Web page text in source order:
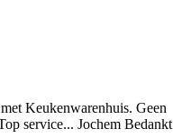
Keukenwarenhuis. Geen
service... Jochem Bedankt